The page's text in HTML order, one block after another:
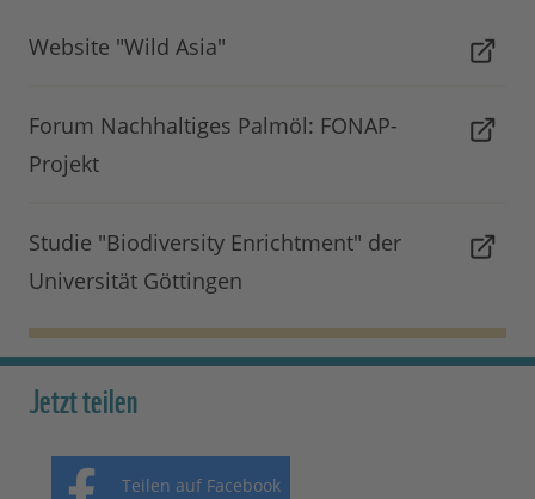
Website "Wild Asia"
Forum Nachhaltiges Palmöl: FONAP-
Projekt
Studie "Biodiversity Enrichtment" der
Universität Göttingen
Jetzt teilen
Teilen auf Facebook